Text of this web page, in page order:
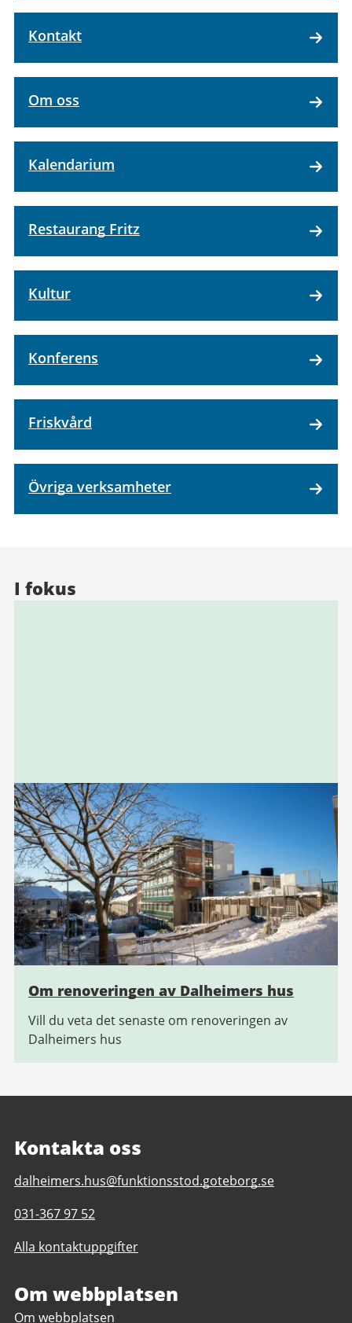
Kontakt
Om oss
Kalendarium
Restaurang Fritz
Kultur
Konferens
Friskvård
Övriga verksamheter
I fokus
Om renoveringen av Dalheimers hus
Vill du veta det senaste om renoveringen av
Dalheimers hus
Kontakta oss
E-
till
Dalheimers
hus
dalheimers.hus@funktionsstod.goteborg.se
Telefonnummer
Dalheimers
031-367 97 52
Alla kontaktuppgifter
Om webbplatsen
Om webbplatsen